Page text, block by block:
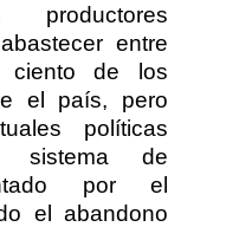
entre
de los
el país, pero
políticas
sistema de
por el
el abandono